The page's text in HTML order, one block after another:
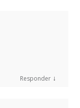
Responder ↓